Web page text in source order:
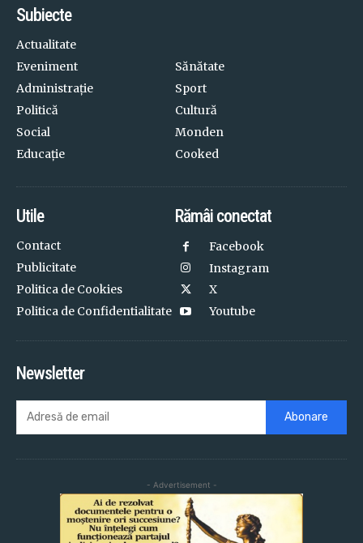
Subiecte
Actualitate
Eveniment
Administrație
Politică
Social
Educație
Sănătate
Sport
Cultură
Monden
Cooked
Utile
Contact
Publicitate
Politica de Cookies
Politica de Confidentialitate
Rămâi conectat
Facebook
Instagram
X
Youtube
Newsletter
Abonare
- Advertisement -